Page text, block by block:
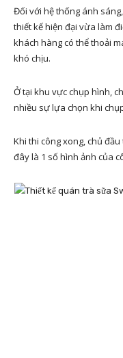
Đối với hệ thống ánh
thiết kế hiện đại vừa làm
khách hàng có thể thoải
khó chịu.
Ở tại khu vực chụp hình,
nhiều sự lựa chọn khi
Khi thi công xong, chủ
đây là 1 số hình ảnh của